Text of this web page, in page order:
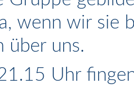
wenn wir sie
über uns.
Uhr